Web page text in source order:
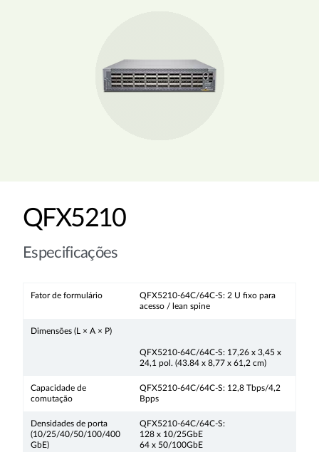
QFX5210
Especificações
Fator de formulário
QFX5210-64C/64C-S: 2 U fixo para
acesso / lean spine
Dimensões (L × A × P)
QFX5210-64C/64C-S: 17,26 x 3,45 x
24,1 pol. (43.84 x 8,77 x 61,2 cm)
Capacidade de
comutação
QFX5210-64C/64C-S: 12,8 Tbps/4,2
Bpps
Densidades de porta
(10/25/40/50/100/400
GbE)
QFX5210-64C/64C-S:
128 x 10/25GbE
64 x 50/100GbE